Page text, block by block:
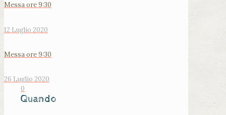
Messa ore 9:30
12 Luglio 2020
Messa ore 9:30
26 Luglio 2020
0
Quando